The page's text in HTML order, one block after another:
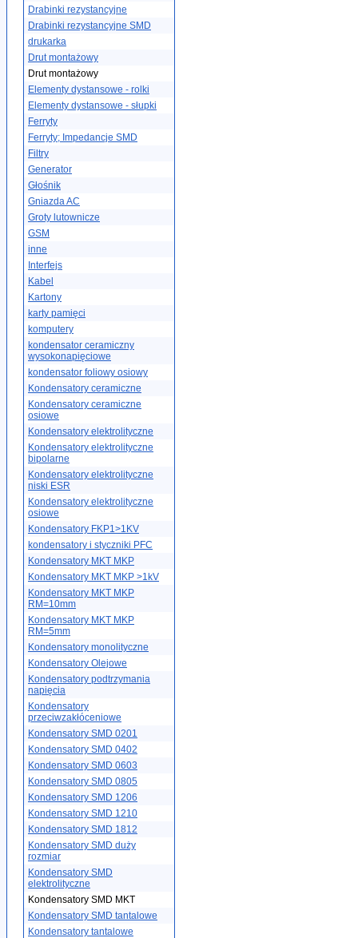
Drabinki rezystancyjne
Drabinki rezystancyjne SMD
drukarka
Drut montażowy
Drut montażowy
Elementy dystansowe - rolki
Elementy dystansowe - słupki
Ferryty
Ferryty; Impedancje SMD
Filtry
Generator
Głośnik
Gniazda AC
Groty lutownicze
GSM
inne
Interfejs
Kabel
Kartony
karty pamięci
komputery
kondensator ceramiczny
wysokonapięciowe
kondensator foliowy osiowy
Kondensatory ceramiczne
Kondensatory ceramiczne
osiowe
Kondensatory elektrolityczne
Kondensatory elektrolityczne
bipolarne
Kondensatory elektrolityczne
niski ESR
Kondensatory elektrolityczne
osiowe
Kondensatory FKP1>1KV
kondensatory i styczniki PFC
Kondensatory MKT MKP
Kondensatory MKT MKP >1kV
Kondensatory MKT MKP
RM=10mm
Kondensatory MKT MKP
RM=5mm
Kondensatory monolityczne
Kondensatory Olejowe
Kondensatory podtrzymania
napięcia
Kondensatory
przeciwzakłóceniowe
Kondensatory SMD 0201
Kondensatory SMD 0402
Kondensatory SMD 0603
Kondensatory SMD 0805
Kondensatory SMD 1206
Kondensatory SMD 1210
Kondensatory SMD 1812
Kondensatory SMD duży
rozmiar
Kondensatory SMD
elektrolityczne
Kondensatory SMD MKT
Kondensatory SMD tantalowe
Kondensatory tantalowe